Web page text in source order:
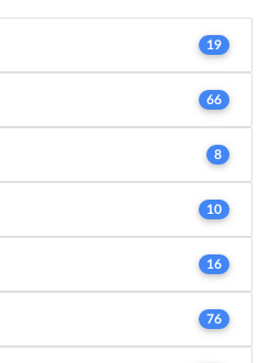
19
66
8
10
16
76